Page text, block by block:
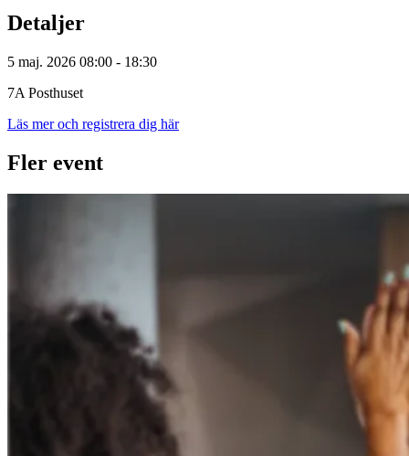
Detaljer
5 maj. 2026 08:00 - 18:30
7A Posthuset
Läs mer och registrera dig här
Fler event